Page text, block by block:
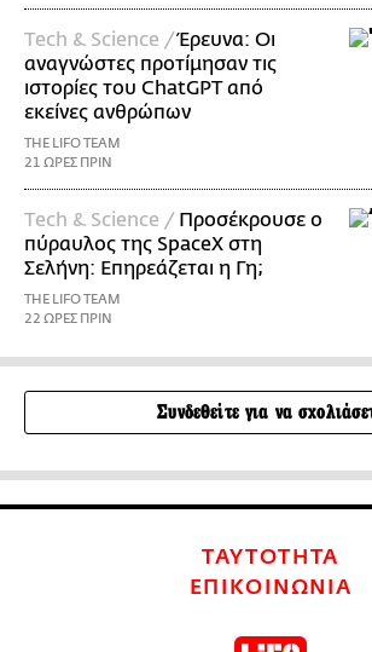
Τech & Science /Έρευνα: Οι
αναγνώστες προτίμησαν τις
ιστορίες του ChatGPT από
εκείνες ανθρώπων
THE LIFO TEAM
21 ΩΡΕΣ ΠΡΙΝ
Τech & Science / Προσέκρουσε ο
πύραυλος της SpaceX στη
Σελήνη: Επηρεάζεται η Γη;
THE LIFO TEAM
22 ΩΡΕΣ ΠΡΙΝ
Συνδεθείτε για να
ΤΑΥΤΟΤΗΤΑ
ΕΠΙΚΟΙΝΩΝΙΑ